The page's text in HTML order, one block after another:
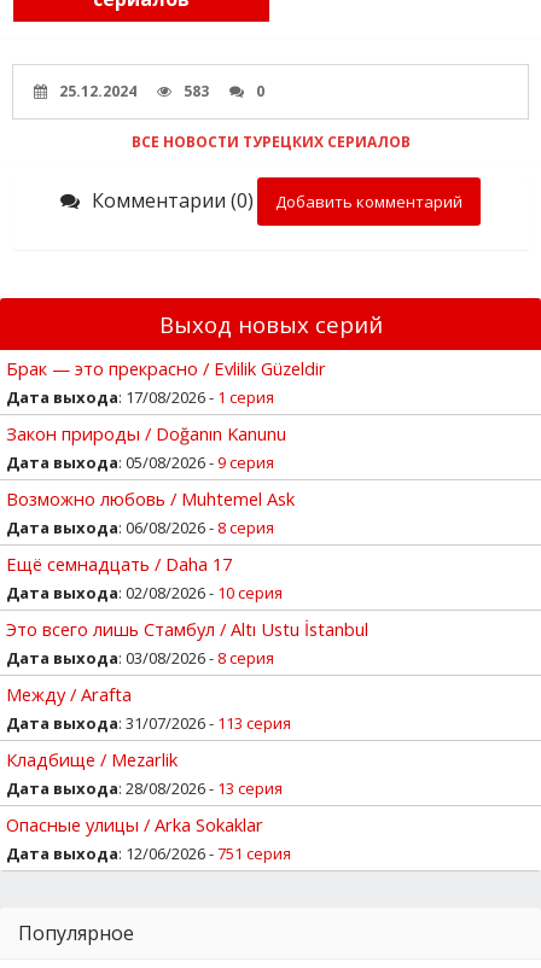
25.12.2024 583 0
ВСЕ НОВОСТИ ТУРЕЦКИХ СЕРИАЛОВ
Комментарии (0) Добавить комментарий
Выход новых серий
Брак — это прекрасно / Evlilik Güzeldir
Дата выхода: 17/08/2026 - 1 серия
Закон природы / Doğanın Kanunu
Дата выхода: 05/08/2026 -9 серия
Возможно любовь / Muhtemel Ask
Дата выхода: 06/08/2026 - 8 серия
Ещё семнадцать / Daha 17
Дата выхода: 02/08/2026 - 10 серия
Это всего лишь Стамбул / Altı Ustu İstanbul
Дата выхода: 03/08/2026 - 8 серия
Между / Arafta
Дата выхода: 31/07/2026 - 113 серия
Кладбище / Mezarlik
Дата выхода: 28/08/2026 - 13 серия
Опасные улицы / Arka Sokaklar
Дата выхода: 12/06/2026 -751 серия
Популярное